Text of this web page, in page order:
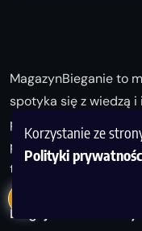
Korzystanie ze
Polityki
MagazynBieganie to
spotyka się z wiedzą
przestrzeń dla
pierwszego kroku po
to coś więcej niż sport
Biegaj z nami i